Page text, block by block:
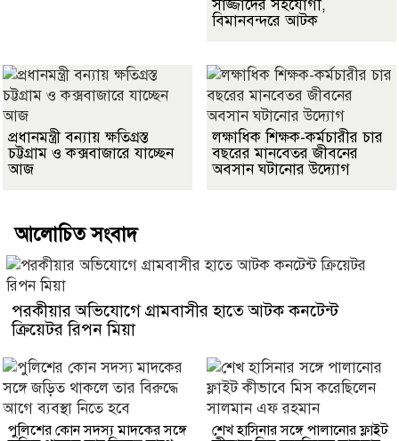
সাজ্জাদের সহযোগী,
বিমানবন্দরে আটক
প্রধানমন্ত্রী বন্যায় ক্ষতিগ্রস্ত
চট্টগ্রাম ও কক্সবাজারে যাচ্ছেন
আজ
লক্ষাধিক শিক্ষক-কর্মচারীর চার
বছরের মানবেতর জীবনের
অবসান ঘটানোর উদ্যোগ
আলোচিত সংবাদ
পরকীয়ার অভিযোগে গ্রামবাসীর হাতে আটক কনটেন্ট
ক্রিয়েটর রিপন মিয়া
পুলিশের কোন সদস্য মাদকের সঙ্গে
শেখ হাসিনার সঙ্গে পালানোর ফ্লাইট